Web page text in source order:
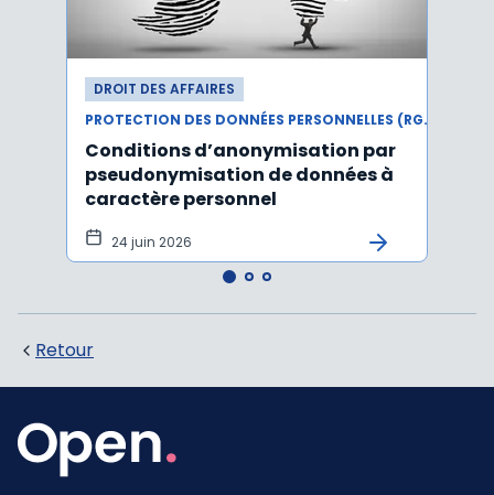
DROIT DES AFFAIRES
PROTECTION DES DONNÉES PERSONNELLES (RGPD)
Conditions d’anonymisation par
pseudonymisation de données à
caractère personnel
24 juin 2026
Retour